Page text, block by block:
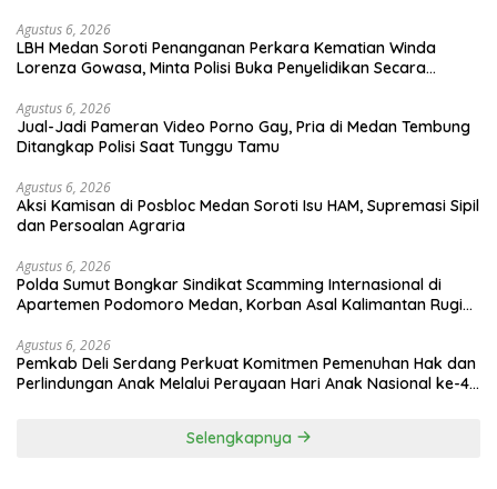
Agustus 6, 2026
‎LBH Medan Soroti Penanganan Perkara Kematian Winda
Lorenza Gowasa, Minta Polisi Buka Penyelidikan Secara
Agustus 6, 2026
Jual-Jadi Pameran Video Porno Gay, Pria di Medan Tembung
Ditangkap Polisi Saat Tunggu Tamu
Agustus 6, 2026
Aksi Kamisan di Posbloc Medan Soroti Isu HAM, Supremasi Sipil
dan Persoalan Agraria
Agustus 6, 2026
Polda Sumut Bongkar Sindikat Scamming Internasional di
Apartemen Podomoro Medan, Korban Asal Kalimantan Rugi
Agustus 6, 2026
Pemkab Deli Serdang Perkuat Komitmen Pemenuhan Hak dan
Perlindungan Anak Melalui Perayaan Hari Anak Nasional ke-42
Selengkapnya